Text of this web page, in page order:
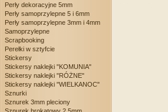
Perły dekoracyjne 5mm
Perły samoprzylepne 5 i 6mm
Perły samoprzylepne 3mm i 4mm
Samoprzylepne
Scrapbooking
Perełki w sztyfcie
Stickersy
Stickersy naklejki "KOMUNIA"
Stickersy naklejki "RÓŻNE"
Stickersy naklejki "WIELKANOC"
Sznurki
Sznurek 3mm pleciony